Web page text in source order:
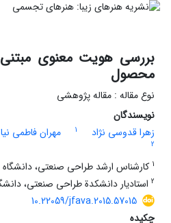
بررسی هویت معنوی
محصول
نوع مقاله : مقاله پژوهشی
نویسندگان
زهرا قدوسی نژاد
1 مهران فاطمی نیا
2
1 کارشناس ارشد طراحی صنعتی، دانشگاه
2 استادیار دانشکدة طراحی صنعتی،
10.22059/jfava.2015.57015
چکیده